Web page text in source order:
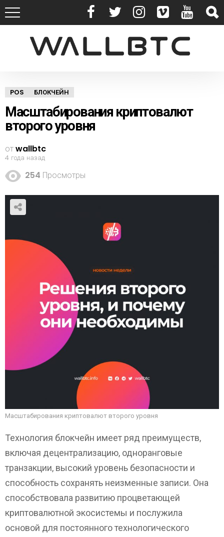
POS БЛОКЧЕЙН
Масштабирования криптовалют
второго уровня
отwallbtc
4 года назад
254 Просмотры
Масштабирования криптовалют второго уровня
Технология блокчейн имеет ряд преимуществ,
включая децентрализацию, одноранговые
транзакции, высокий уровень безопасности и
способность сохранять неизменные записи. Она
способствовала развитию процветающей
криптовалютной экосистемы и послужила
основой для постоянного технологического